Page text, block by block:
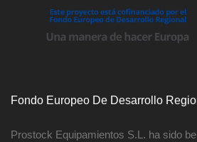
Fondo Europeo De Desarrollo
Prostock Equipamientos S.L. ha sido